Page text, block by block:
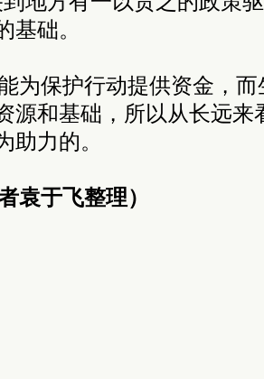
基础。
为保护行动提供资金，
源和基础，所以从长远来
助力的。
袁于飞整理）